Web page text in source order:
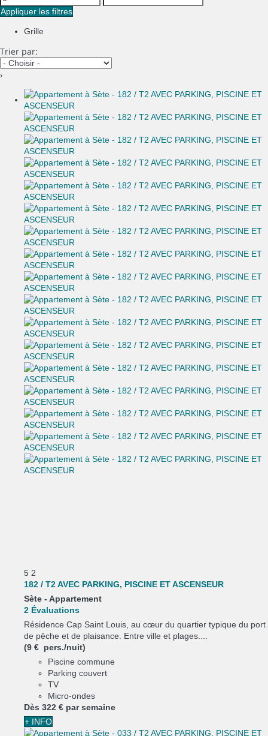
Appliquer les filtres
Grille
Trier par:
›
5 2
182 / T2 AVEC PARKING, PISCINE ET ASCENSEUR
Sète - Appartement
2 Évaluations
Résidence Cap Saint Louis, au cœur du quartier typique du port
de pêche et de plaisance. Entre ville et plages....
(9 € pers./nuit)
Piscine commune
Parking couvert
TV
Micro-ondes
Dès 322 € par semaine
+ INFO